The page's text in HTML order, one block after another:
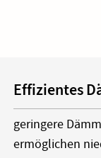
Effizientes
geringere
ermöglichen